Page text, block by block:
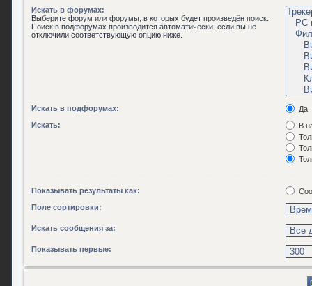
Искать в форумах:
Выберите форум или форумы, в которых будет произведён поиск.
Поиск в подфорумах производится автоматически, если вы не
отключили соответствующую опцию ниже.
Искать в подфорумах:
Да
Искать:
В
Показывать результаты как:
Поле сортировки:
Искать сообщения за:
Показывать первые: